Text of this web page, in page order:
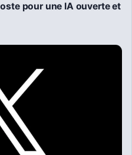
pour une IA ouverte et